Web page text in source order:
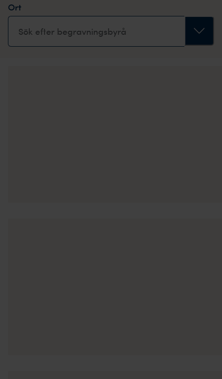
Ort
Sök efter begravningsbyrå